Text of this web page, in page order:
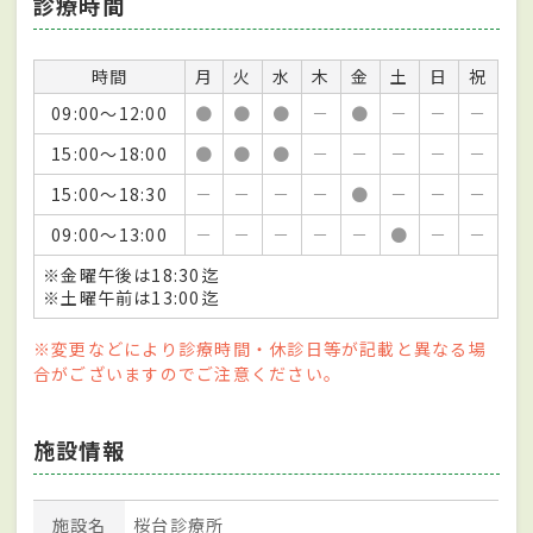
時間 月 火 水 木 金 土 日
祝
09:00～12:00
● ● ● － ● － －
－
15:00～18:00
● ● ● － － － －
－
15:00～18:30
－ － － － ● － －
－
09:00～13:00
－ － － － － ● －
－
※金曜午後は18:30迄
※土曜午前は13:00迄
※変更などにより診療時間・休診日等が記載と異なる場
合がございますのでご注意ください。
施設情報
施設名 桜台診療所